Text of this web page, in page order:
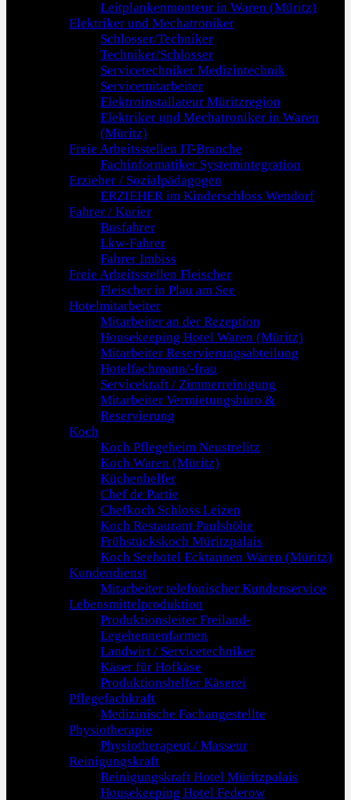
Leitplankenmonteur in Waren (Müritz)
Elektriker und Mechatroniker
Schlosser/Techniker
Techniker/Schlosser
Servicetechniker Medizintechnik
Servicemitarbeiter
Elektroinstallateur Müritzregion
Elektriker und Mechatroniker in Waren
(Müritz)
Freie Arbeitsstellen IT-Branche
Fachinformatiker Systemintegration
Erzieher / Sozialpädagogen
ERZIEHER im Kinderschloss Wendorf
Fahrer / Kurier
Busfahrer
Lkw-Fahrer
Fahrer Imbiss
Freie Arbeitsstellen Fleischer
Fleischer in Plau am See
Hotelmitarbeiter
Mitarbeiter an der Rezeption
Housekeeping Hotel Waren (Müritz)
Mitarbeiter Reservierungsabteilung
Hotelfachmann/-frau
Servicekraft / Zimmerreinigung
Mitarbeiter Vermietungsbüro &
Reservierung
Koch
Koch Pflegeheim Neustrelitz
Koch Waren (Müritz)
Küchenhelfer
Chef de Partie
Chefkoch Schloss Leizen
Koch Restaurant Paulshöhe
Frühstückskoch Müritzpalais
Koch Seehotel Ecktannen Waren (Müritz)
Kundendienst
Mitarbeiter telefonischer Kundenservice
Lebensmittelproduktion
Produktionsleiter Freiland-
Legehennenfarmen
Landwirt / Servicetechniker
Käser für Hofkäse
Produktionshelfer Käserei
Pflegefachkraft
Medizinische Fachangestellte
Physiotherapie
Physiotherapeut / Masseur
Reinigungskraft
Reinigungskraft Hotel Müritzpalais
Housekeeping Hotel Federow